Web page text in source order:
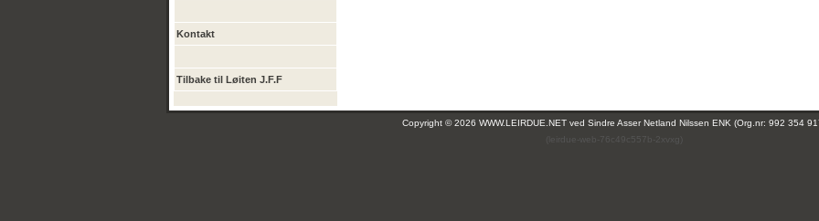
Kontakt
Tilbake til Løiten J.F.F
Copyright © 2026 WWW.LEIRDUE.NET ved Sindre Asser Netland Nilssen ENK (Org.nr: 992 354
(leirdue-web-76c49c557b-2xvxg)